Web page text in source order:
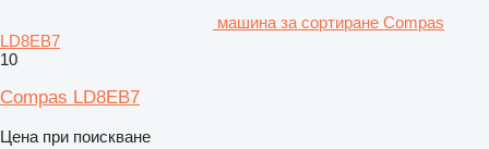
машина за сортиране Compas
LD8EB7
10
Compas LD8EB7
Цена при поискване